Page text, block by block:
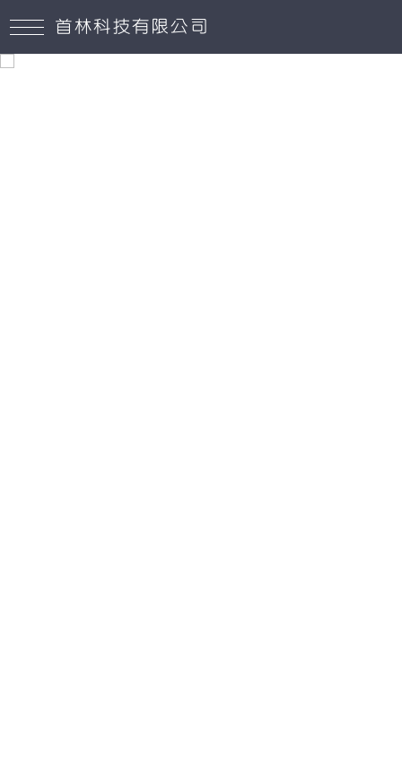
首林科技有限公司